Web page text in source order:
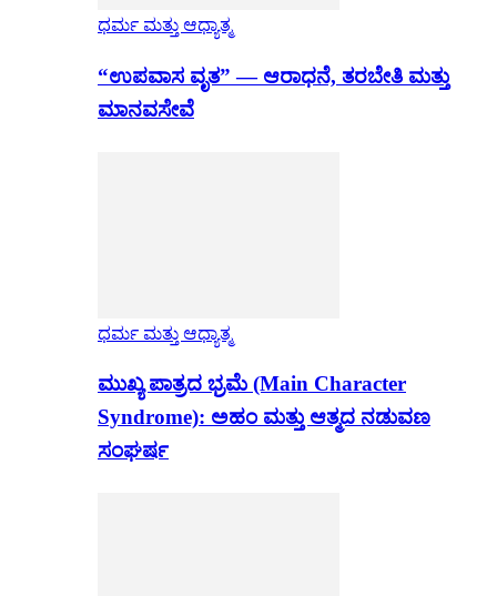
ಧರ್ಮ ಮತ್ತು ಆಧ್ಯಾತ್ಮ
“ಉಪವಾಸ ವೃತ” — ಆರಾಧನೆ, ತರಬೇತಿ ಮತ್ತು
ಮಾನವಸೇವೆ
ಧರ್ಮ ಮತ್ತು ಆಧ್ಯಾತ್ಮ
ಮುಖ್ಯ ಪಾತ್ರದ ಭ್ರಮೆ (Main Character
Syndrome): ಅಹಂ ಮತ್ತು ಆತ್ಮದ ನಡುವಣ
ಸಂಘರ್ಷ